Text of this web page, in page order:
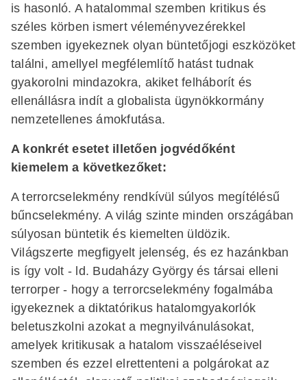
is hasonló. A hatalommal szemben kritikus és
széles körben ismert véleményvezérekkel
szemben igyekeznek olyan büntetőjogi eszközöket
találni, amellyel megfélemlítő hatást tudnak
gyakorolni mindazokra, akiket felháborít és
ellenállásra indít a globalista ügynökkormány
nemzetellenes ámokfutása.
A konkrét esetet illetően jogvédőként
kiemelem a következőket:
A terrorcselekmény rendkívül súlyos megítélésű
bűncselekmény. A világ szinte minden országában
súlyosan büntetik és kiemelten üldözik.
Világszerte megfigyelt jelenség, és ez hazánkban
is így volt - ld. Budaházy György és társai elleni
terrorper - hogy a terrorcselekmény fogalmába
igyekeznek a diktatórikus hatalomgyakorlók
beletuszkolni azokat a megnyilvánulásokat,
amelyek kritikusak a hatalom visszaéléseivel
szemben és ezzel elrettenteni a polgárokat az